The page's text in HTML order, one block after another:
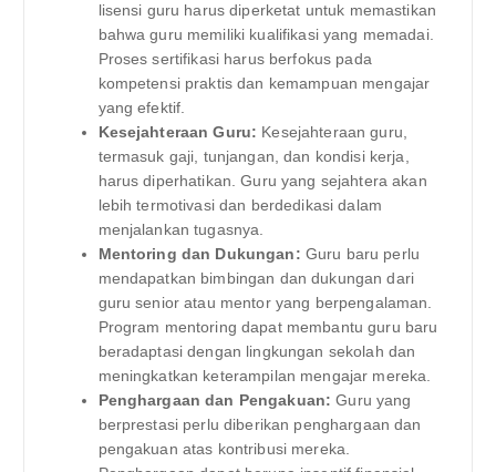
lisensi guru harus diperketat untuk memastikan
bahwa guru memiliki kualifikasi yang memadai.
Proses sertifikasi harus berfokus pada
kompetensi praktis dan kemampuan mengajar
yang efektif.
Kesejahteraan Guru: Kesejahteraan guru,
termasuk gaji, tunjangan, dan kondisi kerja,
harus diperhatikan. Guru yang sejahtera akan
lebih termotivasi dan berdedikasi dalam
menjalankan tugasnya.
Mentoring dan Dukungan: Guru baru perlu
mendapatkan bimbingan dan dukungan dari
guru senior atau mentor yang berpengalaman.
Program mentoring dapat membantu guru baru
beradaptasi dengan lingkungan sekolah dan
meningkatkan keterampilan mengajar mereka.
Penghargaan dan Pengakuan: Guru yang
berprestasi perlu diberikan penghargaan dan
pengakuan atas kontribusi mereka.